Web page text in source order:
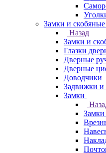
Замки и скобяные
Назад
Замки и
Глазки
Дверные
Дверные
Доводчики
Задвижки
Замки
Замки